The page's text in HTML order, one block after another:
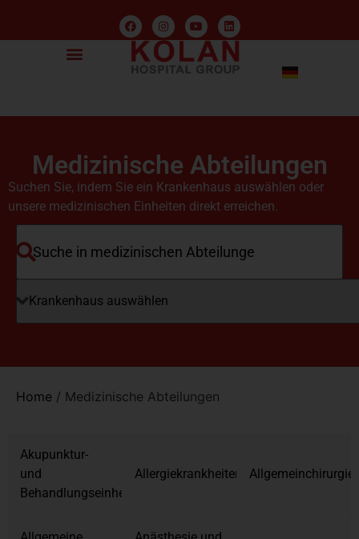
Medizinische Abteilungen
Suchen Sie, indem Sie ein Krankenhaus auswählen oder
unsere medizinischen Einheiten direkt erreichen.
Home / Medizinische Abteilungen
Akupunktur-
und
Behandlungseinheit
Allergiekrankheiten Allgemeinchirurgie